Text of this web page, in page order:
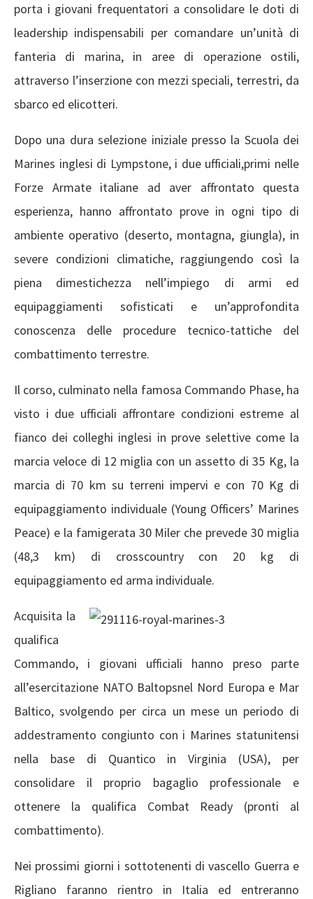
porta i giovani frequentatori a consolidare le doti di
leadership indispensabili per comandare un’unità di
fanteria di marina, in aree di operazione ostili,
attraverso l’inserzione con mezzi speciali, terrestri, da
sbarco ed elicotteri.
Dopo una dura selezione iniziale presso la Scuola dei
Marines inglesi di Lympstone, i due ufficiali,primi nelle
Forze Armate italiane ad aver affrontato questa
esperienza, hanno affrontato prove in ogni tipo di
ambiente operativo (deserto, montagna, giungla), in
severe condizioni climatiche, raggiungendo così la
piena dimestichezza nell’impiego di armi ed
equipaggiamenti sofisticati e un’approfondita
conoscenza delle procedure tecnico-tattiche del
combattimento terrestre.
Il corso, culminato nella famosa Commando Phase, ha
visto i due ufficiali affrontare condizioni estreme al
fianco dei colleghi inglesi in prove selettive come la
marcia veloce di 12 miglia con un assetto di 35 Kg, la
marcia di 70 km su terreni impervi e con 70 Kg di
equipaggiamento individuale (Young Officers’ Marines
Peace) e la famigerata 30 Miler che prevede 30 miglia
(48,3 km) di crosscountry con 20 kg di
equipaggiamento ed arma individuale.
Acquisita la
qualifica
Commando, i giovani ufficiali hanno preso parte
all’esercitazione NATO Baltopsnel Nord Europa e Mar
Baltico, svolgendo per circa un mese un periodo di
addestramento congiunto con i Marines statunitensi
nella base di Quantico in Virginia (USA), per
consolidare il proprio bagaglio professionale e
ottenere la qualifica Combat Ready (pronti al
combattimento).
Nei prossimi giorni i sottotenenti di vascello Guerra e
Rigliano faranno rientro in Italia ed entreranno